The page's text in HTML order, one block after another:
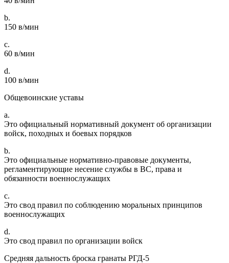
b.
150 в/мин
c.
60 в/мин
d.
100 в/мин
Общевоинские уставы
a.
Это официальный нормативный документ об организации
войск, походных и боевых порядков
b.
Это официальные нормативно-правовые документы,
регламентирующие несение службы в ВС, права и
обязанности военнослужащих
c.
Это свод правил по соблюдению моральных принципов
военнослужащих
d.
Это свод правил по организации войск
Средняя дальность броска гранаты РГД-5